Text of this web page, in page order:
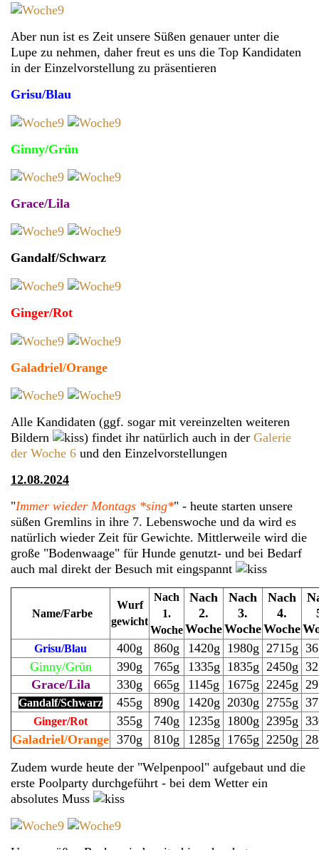
Aber nun ist es Zeit unsere Süßen genauer unter die
Lupe zu nehmen, daher freut es uns die Top Kandidaten
in der Einzelvorstellung zu präsentieren
Grisu/Blau
Ginny/Grün
Grace/Lila
Gandalf/Schwarz
Ginger/Rot
Galadriel/Orange
Alle Kandidaten (ggf. sogar mit vereinzelten weiteren
Bildern
) findet ihr natürlich auch in der Galerie
der Woche 6 und den Einzelvorstellungen
12.08.2024
"Immer wieder Montags *sing*" - heute starten unsere
süßen Gremlins in ihre 7. Lebenswoche und da wird es
natürlich wieder Zeit für Gewichte. Mittlerweile wird die
große "Bodenwaage" für Hunde genutzt- und bei Bedarf
auch mal direkt der Besuch mit eingspannt
Name/Farbe
Wurf
gewicht
Nach
1.
Woche
Nach
2.
Woche
Nach
3.
Woche
Nach
4.
Woche
Grisu/Blau 400g 860g 1420g 1980g 2715g
Ginny/Grün
390g 765g 1335g 1835g 2450g
Grace/Lila
330g 665g 1145g 1675g 2245g
Gandalf/Schwarz 455g 890g 1420g 2030g 2755g
Ginger/Rot 355g 740g 1235g 1800g 2395g
Galadriel/Orange 370g 810g 1285g 1765g 2250g
Zudem wurde heute der "Welpenpool" aufgebaut und die
erste Poolparty durchgeführt - bei dem Wetter ein
absolutes Muss